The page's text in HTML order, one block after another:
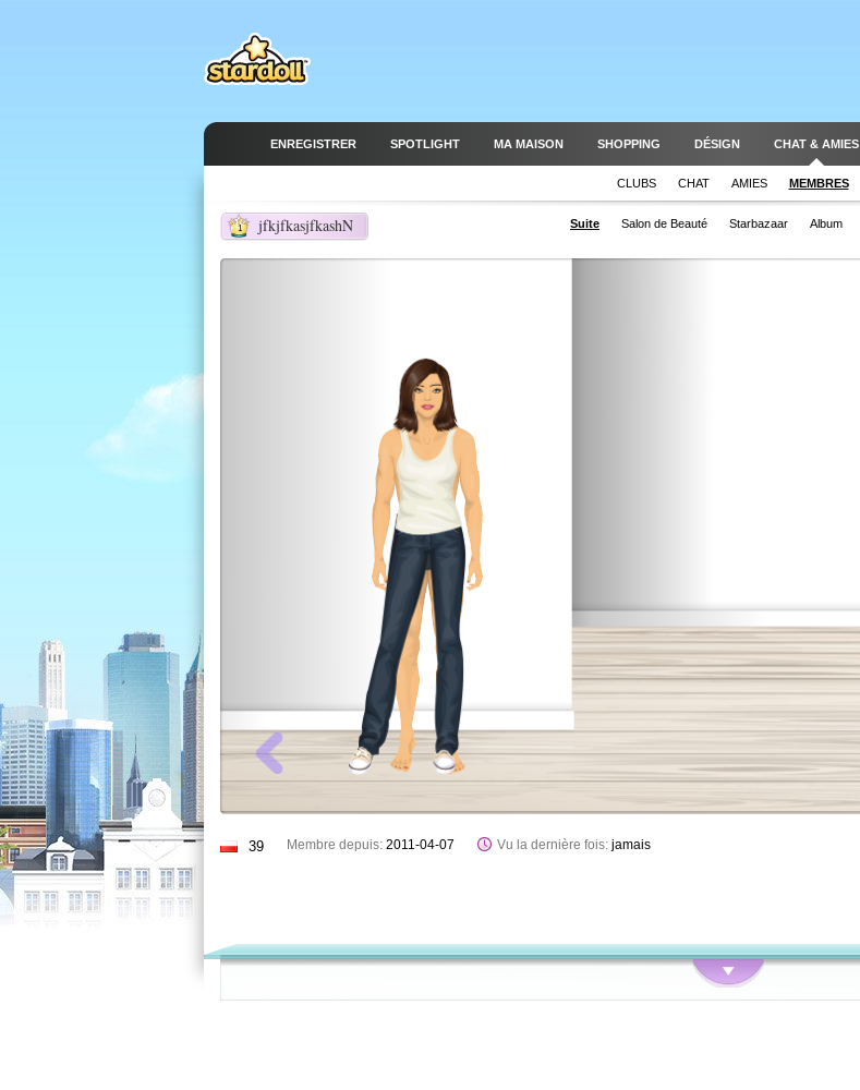
ENREGISTRER SPOTLIGHT MA MAISON SHOPPING DÉSIGN CHAT & AMIES
CLUBS CHAT AMIES MEMBRES
jfkjfkasjfkashN
1 Suite Salon de Beauté Starbazaar Album
39 Membre depuis: 2011-04-07 Vu la dernière fois: jamais